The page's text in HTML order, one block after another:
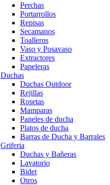
Perchas
Portarrollos
Repisas
Secamanos
Toalleros
Vaso y Posavaso
Extractores
Papeleras
Duchas
Duchas Outdoor
Rejillas
Rosetas
Mamparas
Paneles de ducha
Platos de ducha
Barras de Ducha y Barrales
Griferia
Duchas y Bañeras
Lavatorio
Bidet
Otros